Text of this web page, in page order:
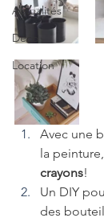
Actualités
Déco
Location
Avec une
la
crayons!
Un DIY
des